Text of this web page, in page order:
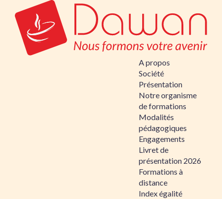
A propos
Société
Présentation
Notre organisme
de formations
Modalités
pédagogiques
Engagements
Livret de
présentation 2026
Formations à
distance
Index égalité